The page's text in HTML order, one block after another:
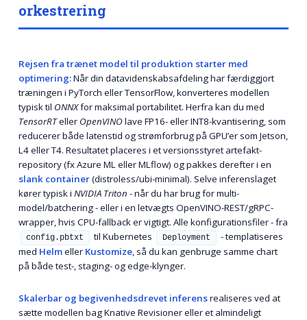
orkestrering
Rejsen fra trænet model til produktion starter med
optimering:Når din datavidenskabsafdeling har færdiggjort
træningen i PyTorch eller TensorFlow, konverteres modellen
typisk til ONNXfor maksimal portabilitet. Herfra kan du med
TensorRTeller OpenVINOlave FP16- eller INT8-kvantisering, som
reducerer både latenstid og strømforbrug på GPU’er som Jetson,
L4 eller T4. Resultatet placeres i et versionsstyret artefakt-
repository (fx Azure ML eller MLflow) og pakkes derefter i en
slank container(distroless/ubi-minimal). Selve inferenslaget
kører typisk i NVIDIA Triton - når du har brug for multi-
model/batchering - eller i en letvægts OpenVINO-REST/gRPC-
wrapper, hvis CPU-fallback er vigtigt. Alle konfigurationsfiler - fra
config.pbtxt til Kubernetes Deployment
- templatiseres
med Helmeller Kustomize, så du kan genbruge samme chart
på både test-, staging- og edge-klynger.
Skalerbar og begivenhedsdrevet inferensrealiseres ved at
sætte modellen bag Knative Revisioner eller et almindeligt